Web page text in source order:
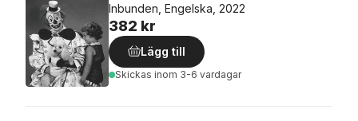
Inbunden, Engelska, 2022
382 kr
Lägg till
Skickas inom 3-6 vardagar